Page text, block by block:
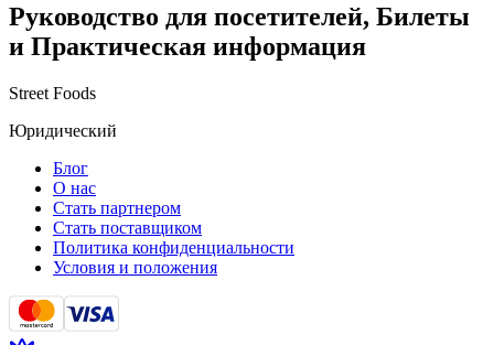
Руководство для посетителей, Билеты
и Практическая информация
Street Foods
Юридический
Блог
О нас
Стать партнером
Стать поставщиком
Политика конфиденциальности
Условия и положения